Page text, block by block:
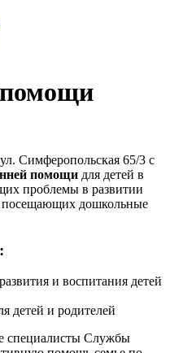
Симферопольская 65/3 с
помощи для детей в
проблемы в развитии
посещающих дошкольные
и воспитания детей
детей и родителей
специалисты Службы